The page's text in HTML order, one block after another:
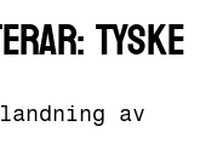
TYSKE
av